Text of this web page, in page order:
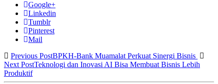
Google+
Linkedin
Tumblr
Pinterest
Mail
Previous PostBPKH-Bank Muamalat Perkuat Sinergi Bisnis
Next PostTeknologi dan Inovasi AI Bisa Membuat Bisnis Lebih
Produktif